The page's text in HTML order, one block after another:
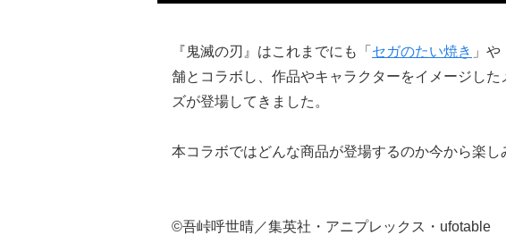
『鬼滅の刃』はこれまでにも「 セガのたい焼き 」や
舗とコラボし、作品やキャラクターをイメージし
ズが登場してきました。
本コラボではどんな商品が登場するのか今から楽し
©吾峠呼世晴／集英社・アニプレックス・ufotable